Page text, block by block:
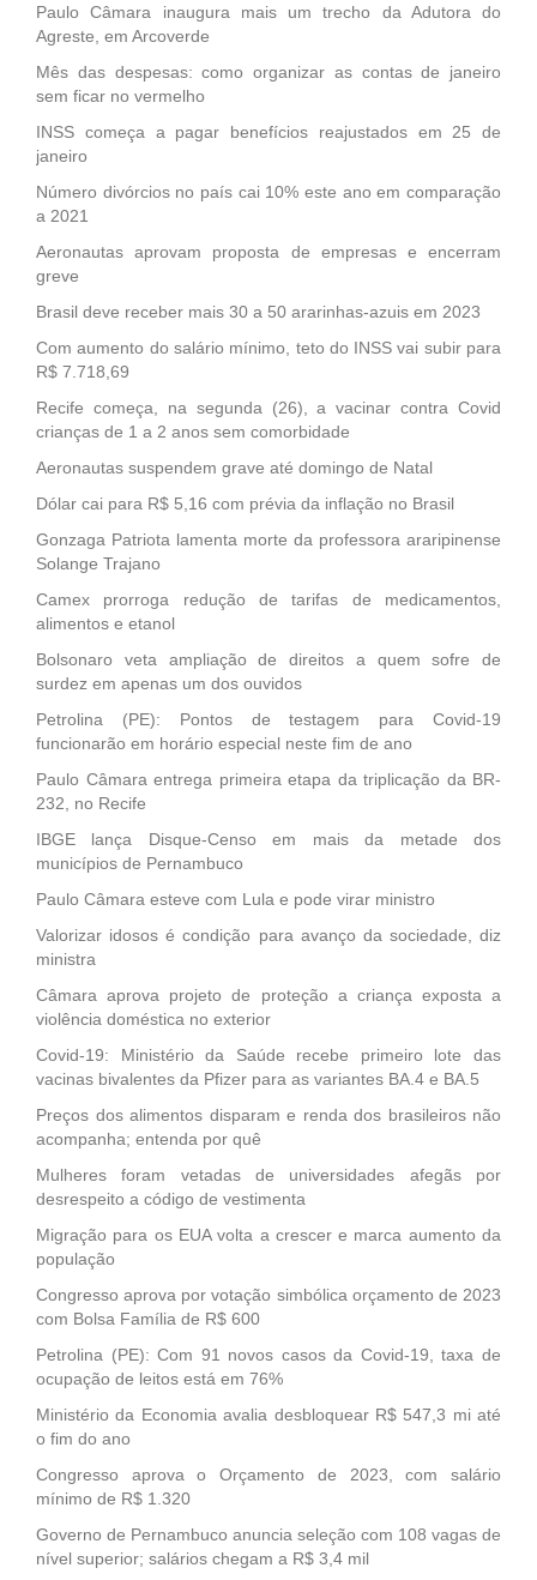
Paulo Câmara inaugura mais um trecho da Adutora do
Agreste, em Arcoverde
Mês das despesas: como organizar as contas de janeiro
sem ficar no vermelho
INSS começa a pagar benefícios reajustados em 25 de
janeiro
Número divórcios no país cai 10% este ano em comparação
a 2021
Aeronautas aprovam proposta de empresas e encerram
greve
Brasil deve receber mais 30 a 50 ararinhas-azuis em 2023
Com aumento do salário mínimo, teto do INSS vai subir para
R$ 7.718,69
Recife começa, na segunda (26), a vacinar contra Covid
crianças de 1 a 2 anos sem comorbidade
Aeronautas suspendem grave até domingo de Natal
Dólar cai para R$ 5,16 com prévia da inflação no Brasil
Gonzaga Patriota lamenta morte da professora araripinense
Solange Trajano
Camex prorroga redução de tarifas de medicamentos,
alimentos e etanol
Bolsonaro veta ampliação de direitos a quem sofre de
surdez em apenas um dos ouvidos
Petrolina (PE): Pontos de testagem para Covid-19
funcionarão em horário especial neste fim de ano
Paulo Câmara entrega primeira etapa da triplicação da BR-
232, no Recife
IBGE lança Disque-Censo em mais da metade dos
municípios de Pernambuco
Paulo Câmara esteve com Lula e pode virar ministro
Valorizar idosos é condição para avanço da sociedade, diz
ministra
Câmara aprova projeto de proteção a criança exposta a
violência doméstica no exterior
Covid-19: Ministério da Saúde recebe primeiro lote das
vacinas bivalentes da Pfizer para as variantes BA.4 e BA.5
Preços dos alimentos disparam e renda dos brasileiros não
acompanha; entenda por quê
Mulheres foram vetadas de universidades afegãs por
desrespeito a código de vestimenta
Migração para os EUA volta a crescer e marca aumento da
população
Congresso aprova por votação simbólica orçamento de 2023
com Bolsa Família de R$ 600
Petrolina (PE): Com 91 novos casos da Covid-19, taxa de
ocupação de leitos está em 76%
Ministério da Economia avalia desbloquear R$ 547,3 mi até
o fim do ano
Congresso aprova o Orçamento de 2023, com salário
mínimo de R$ 1.320
Governo de Pernambuco anuncia seleção com 108 vagas de
nível superior; salários chegam a R$ 3,4 mil